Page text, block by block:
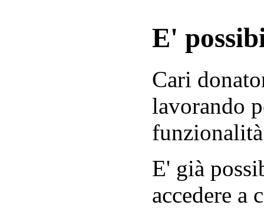
E'
Cari
lavorando
E' già
accedere a